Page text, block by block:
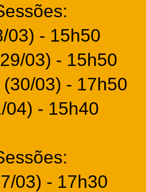
03) - 15h50
03) - 15h50
03) - 17h50
04) - 15h40
03) - 17h30